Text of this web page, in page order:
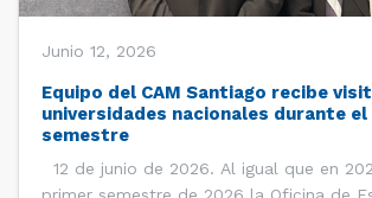
Junio 12, 2026
Equipo del CAM Santiago recibe
universidades nacionales durante
semestre
12 de junio de 2026. Al igual que en